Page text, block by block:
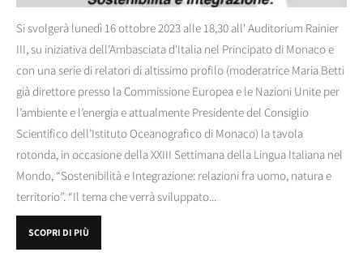
Si svolgerà lunedì 16 ottobre 2023 alle 18,30 all' Auditorium Rainier
III, su iniziativa dell'Ambasciata d'Italia nel Principato di Monaco e
con una serie di relatori di altissimo profilo (moderatrice Maria Betti
già direttore presso la Commissione Europea e le Nazioni Unite per
l’ambiente e l’energia e attualmente Presidente del Consiglio
Scientifico dell’Istituto Oceanografico di Monaco) la tavola
rotonda, in occasione della XXIII Settimana della Lingua Italiana nel
Mondo, “Sostenibilità e Integrazione: relazioni fra uomo, natura e
territorio”. “Il tema che verrà sviluppato...
SCOPRI DI PIÙ